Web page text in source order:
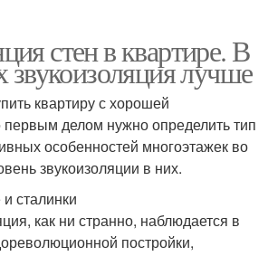
стен в квартире. В
звукоизоляция лучше
квартиру с хорошей
первым делом нужно определить тип
особенностей многоэтажек во
звукоизоляции в них.
сталинки
как ни странно, наблюдается в
постройки,